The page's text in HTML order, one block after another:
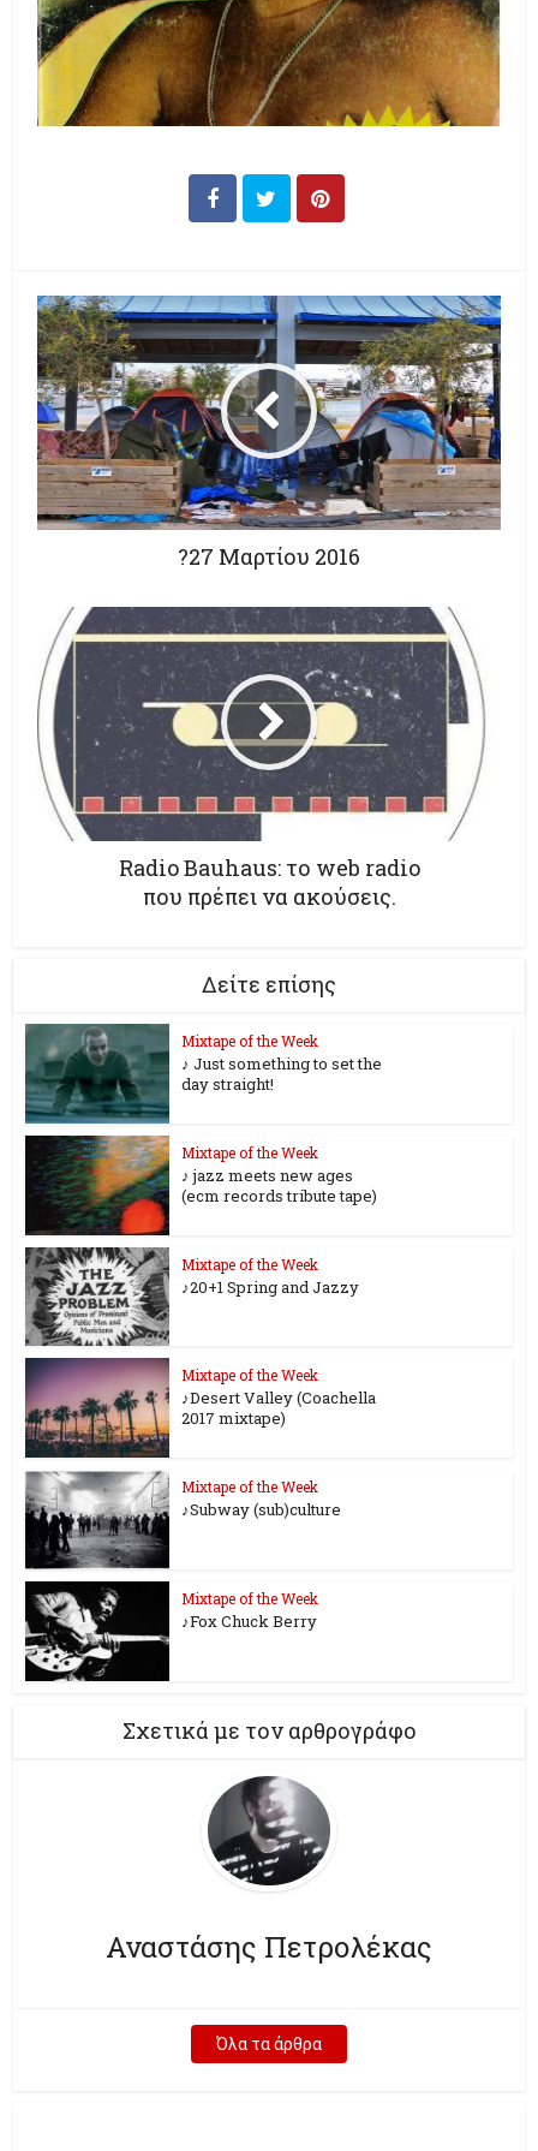
?27 Μαρτίου 2016
Radio Bauhaus: το web radio
που πρέπει να ακούσεις.
Δείτε επίσης
Mixtape of the Week
♪ Just something to set the
day straight!
Mixtape of the Week
♪ jazz meets new ages
(ecm records tribute tape)
Mixtape of the Week
♪20+1 Spring and Jazzy
Mixtape of the Week
♪Desert Valley (Coachella
2017 mixtape)
Mixtape of the Week
♪Subway (sub)culture
Mixtape of the Week
♪Fox Chuck Berry
Σχετικά με τον αρθρογράφο
Αναστάσης Πετρολέκας
Όλα τα άρθρα